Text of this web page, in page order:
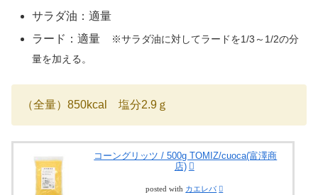
サラダ油：適量
ラード：適量
※サラダ油に対してラードを1/3～1/2の分
量を加える。
（全量）850kcal 塩分2.9ｇ
コーングリッツ / 500g TOMIZ/cuoca(富澤商
店)
posted with カエレバ